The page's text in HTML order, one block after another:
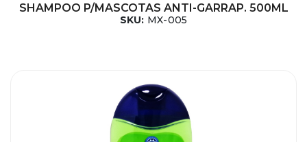
SHAMPOO P/MASCOTAS ANTI-GARRAP. 500ML
SKU: MX-005